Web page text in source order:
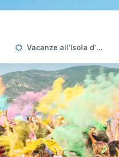
Vacanze all'Isola d'Elba